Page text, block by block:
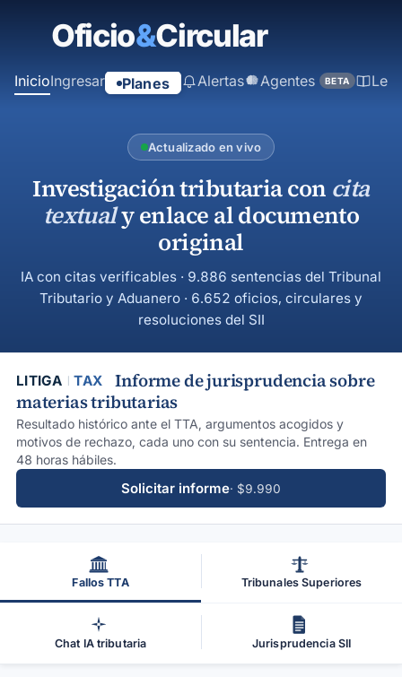
principal
InicioIngresar Planes Alertas Agentes BETA
Actualizado en vivo
Investigación tributaria con cita
textualy enlace al documento
original
IA con citas verificables · 9.886 sentencias del Tribunal
Tributario y Aduanero · 6.652 oficios, circulares y
resoluciones del SII
LITIGA TAX
Informe de jurisprudencia sobre
materias tributarias
Resultado histórico ante el TTA, argumentos acogidos y
motivos de rechazo, cada uno con su sentencia. Entrega en
48 horas hábiles.
Solicitar informe· $9.990
Fallos TTA Tribunales Superiores
Chat IA tributaria Jurisprudencia SII